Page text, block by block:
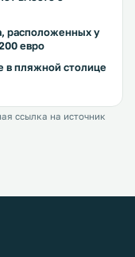
расположенных у
евро
в пляжной столице
ссылка на источник